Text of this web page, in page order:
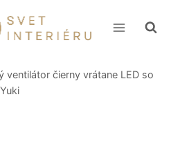
ventilátor čierny vrátane LED so